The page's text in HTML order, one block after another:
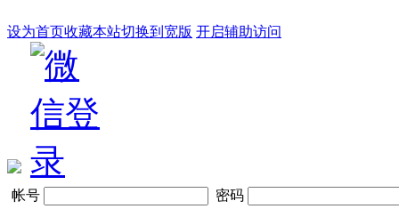
设为首页收藏本站切换到宽版 开启辅助访问
帐号 密码